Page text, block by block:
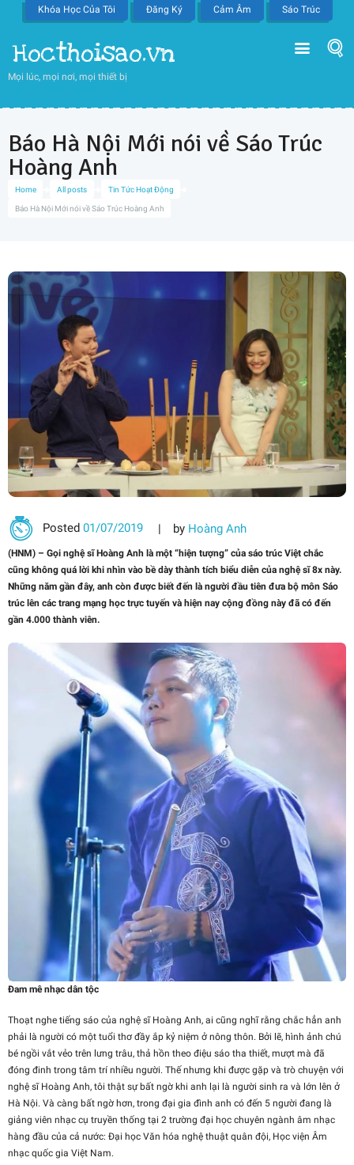
Khóa Học Của Tôi Đăng Ký Cảm Âm Sáo Trúc
Hocthoisao.vn
Mọi lúc, mọi nơi, mọi thiết bị
Home All posts Tin Tức Hoạt Động
Báo Hà Nội Mới nói về Sáo Trúc Hoàng Anh
Báo Hà Nội Mới nói về Sáo Trúc
Hoàng Anh
Posted01/07/2019 by Hoàng Anh
(HNM) – Gọi nghệ sĩ Hoàng Anh là một “hiện tượng” của sáo trúc Việt chắc
cũng không quá lời khi nhìn vào bề dày thành tích biểu diễn của nghệ sĩ 8x này.
Những năm gần đây, anh còn được biết đến là người đầu tiên đưa bộ môn Sáo
trúc lên các trang mạng học trực tuyến và hiện nay cộng đồng này đã có đến
gần 4.000 thành viên.
Đam mê nhạc dân tộc
Thoạt nghe tiếng sáo của nghệ sĩ Hoàng Anh, ai cũng nghĩ rằng chắc hẳn anh
phải là người có một tuổi thơ đầy ắp kỷ niệm ở nông thôn. Bởi lẽ, hình ảnh chú
bé ngồi vắt vẻo trên lưng trâu, thả hồn theo điệu sáo tha thiết, mượt mà đã
đóng đinh trong tâm trí nhiều người. Thế nhưng khi được gặp và trò chuyện với
nghệ sĩ Hoàng Anh, tôi thật sự bất ngờ khi anh lại là người sinh ra và lớn lên ở
Hà Nội. Và càng bất ngờ hơn, trong đại gia đình anh có đến 5 người đang là
giảng viên nhạc cụ truyền thống tại 2 trường đại học chuyên ngành âm nhạc
hàng đầu của cả nước: Đại học Văn hóa nghệ thuật quân đội, Học viện Âm
nhạc quốc gia Việt Nam.